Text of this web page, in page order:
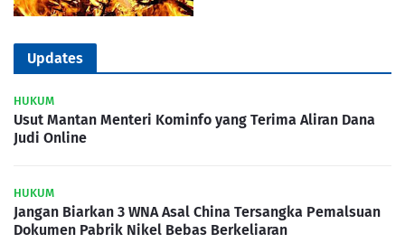
Updates
HUKUM
Usut Mantan Menteri Kominfo yang Terima Aliran Dana
Judi Online
HUKUM
Jangan Biarkan 3 WNA Asal China Tersangka Pemalsuan
Dokumen Pabrik Nikel Bebas Berkeliaran